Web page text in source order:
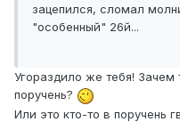
зацепился, сломал
"особенный" 26й...
Угораздило же тебя! Зачем
поручень?
Или это кто-то в поручень